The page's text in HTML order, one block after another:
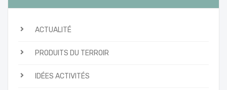
ACTUALITÉ
PRODUITS DU TERROIR
IDÉES ACTIVITÉS